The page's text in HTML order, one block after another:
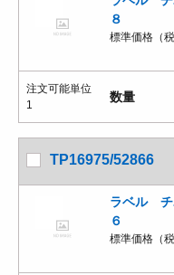
８
標準価格（
注文可能単位
1
数量
TP16975/52866
ラベル チ
６
標準価格（